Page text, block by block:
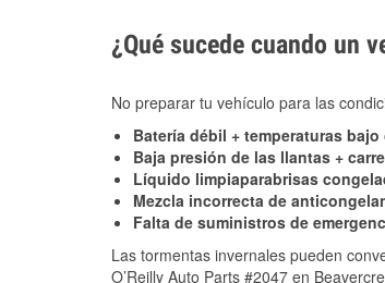
¿Qué sucede cuando un
No preparar tu vehículo para las
Batería débil + temperaturas bajo
Baja presión de las llantas +
Líquido limpiaparabrisas
Mezcla incorrecta de
Falta de suministros de
Las tormentas invernales pueden
O’Reilly Auto Parts #2047 en